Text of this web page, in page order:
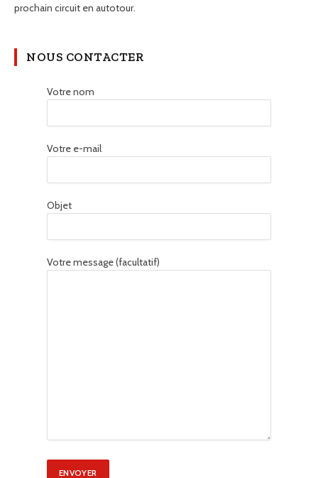
prochain circuit en autotour.
NOUS CONTACTER
Votre nom
Votre e-mail
Objet
Votre message (facultatif)